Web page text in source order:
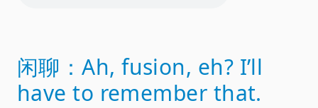
闲聊：Ah, fusion, eh? I’ll
have to remember that.